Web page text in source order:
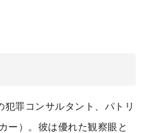
罪コンサルタント、パトリ
ー）。彼は優れた観察眼と